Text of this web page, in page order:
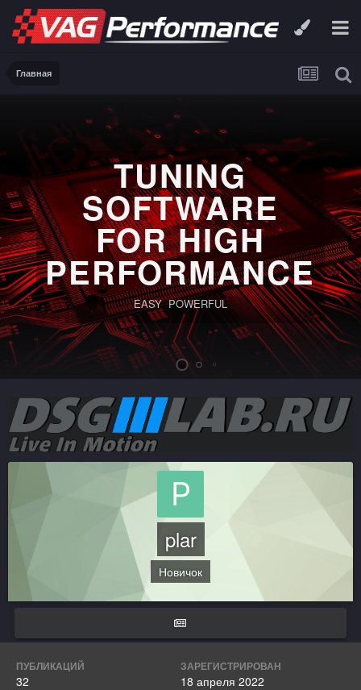
Главная
TUNING
SOFTWARE
FOR HIGH
PERFORMANCE
EASY POWERFUL
plar
Новичок
ПУБЛИКАЦИЙ
32
ЗАРЕГИСТРИРОВАН
18 апреля 2022